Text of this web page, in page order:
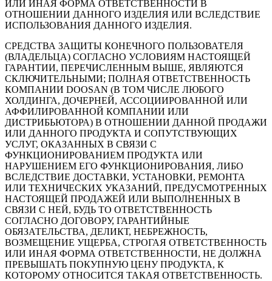
ИЛИ ИНАЯ ФОРМА ОТВЕТСТВЕННОСТИ В
ОТНОШЕНИИ ДАННОГО ИЗДЕЛИЯ ИЛИ ВСЛЕДСТВИЕ
ИСПОЛЬЗОВАНИЯ ДАННОГО ИЗДЕЛИЯ.
СРЕДСТВА ЗАЩИТЫ КОНЕЧНОГО ПОЛЬЗОВАТЕЛЯ
(ВЛАДЕЛЬЦА) СОГЛАСНО УСЛОВИЯМ НАСТОЯЩЕЙ
ГАРАНТИИ, ПЕРЕЧИСЛЕННЫМ ВЫШЕ, ЯВЛЯЮТСЯ
СКЛЮЧИТЕЛЬНЫМИ; ПОЛНАЯ ОТВЕТСТВЕННОСТЬ
КОМПАНИИ DOOSAN (В ТОМ ЧИСЛЕ ЛЮБОГО
ХОЛДИНГА, ДОЧЕРНЕЙ, АССОЦИИРОВАННОЙ ИЛИ
АФФИЛИРОВАННОЙ КОМПАНИИ ИЛИ
ДИСТРИБЬЮТОРА) В ОТНОШЕНИИ ДАННОЙ ПРОДАЖИ
ИЛИ ДАННОГО ПРОДУКТА И СОПУТСТВУЮЩИХ
УСЛУГ, ОКАЗАННЫХ В СВЯЗИ С
ФУНКЦИОНИРОВАНИЕМ ПРОДУКТА ИЛИ
НАРУШЕНИЕМ ЕГО ФУНКЦИОНИРОВАНИЯ, ЛИБО
ВСЛЕДСТВИЕ ДОСТАВКИ, УСТАНОВКИ, РЕМОНТА
ИЛИ ТЕХНИЧЕСКИХ УКАЗАНИЙ, ПРЕДУСМОТРЕННЫХ
НАСТОЯЩЕЙ ПРОДАЖЕЙ ИЛИ ВЫПОЛНЕННЫХ В
СВЯЗИ С НЕЙ, БУДЬ ТО ОТВЕТСТВЕННОСТЬ
СОГЛАСНО ДОГОВОРУ, ГАРАНТИЙНЫЕ
ОБЯЗАТЕЛЬСТВА, ДЕЛИКТ, НЕБРЕЖНОСТЬ,
ВОЗМЕЩЕНИЕ УЩЕРБА, СТРОГАЯ ОТВЕТСТВЕННОСТЬ
ИЛИ ИНАЯ ФОРМА ОТВЕТСТВЕННОСТИ, НЕ ДОЛЖНА
ПРЕВЫШАТЬ ПОКУПНУЮ ЦЕНУ ПРОДУКТА, К
КОТОРОМУ ОТНОСИТСЯ ТАКАЯ ОТВЕТСТВЕННОСТЬ.